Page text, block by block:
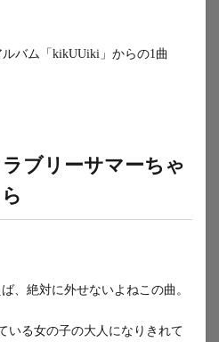
バム「kikUUiki」からの1曲
ブリーサマーちゃ
、絶対に外せないよねこの曲。
いる女の子の大人になりきれて